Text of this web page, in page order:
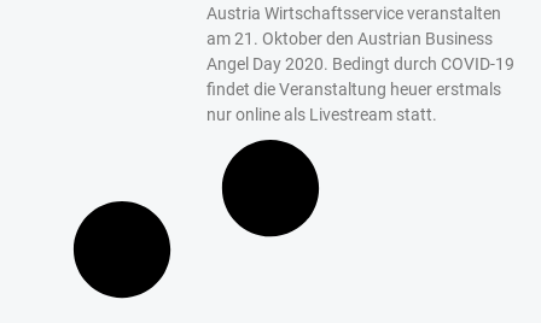
Austria Wirtschaftsservice veranstalten
am 21. Oktober den Austrian Business
Angel Day 2020. Bedingt durch COVID-19
findet die Veranstaltung heuer erstmals
nur online als Livestream statt.